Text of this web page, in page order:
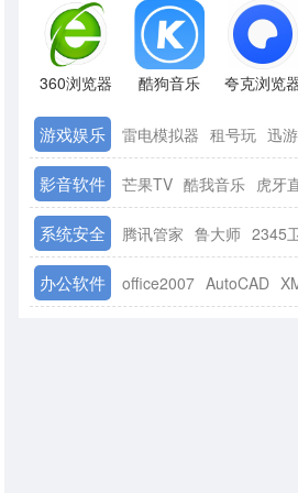
360浏览器 酷狗音乐 夸克浏览
游戏娱乐 雷电模拟器 租号玩 迅
影音软件 芒果TV 酷我音乐 虎牙
系统安全 腾讯管家 鲁大师 2345
办公软件 office2007 AutoCAD